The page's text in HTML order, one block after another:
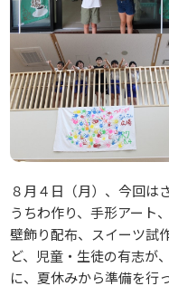
８月４日（月）、今回は
うちわ作り、手形アート
壁飾り配布、スイーツ試
ど、児童・生徒の有志が
に、夏休みから準備を行